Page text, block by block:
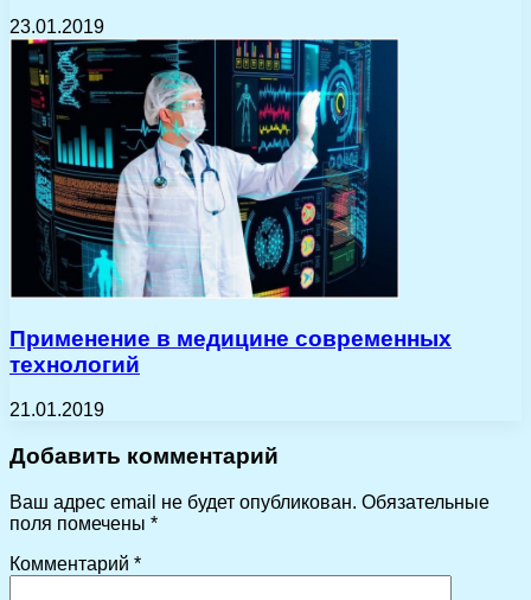
23.01.2019
Применение в медицине современных
технологий
21.01.2019
Добавить комментарий
Ваш адрес email не будет опубликован. Обязательные
поля помечены *
Комментарий *